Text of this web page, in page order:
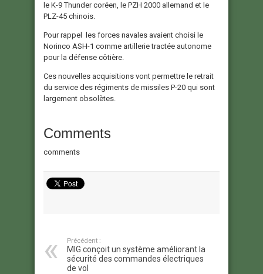
le K-9 Thunder coréen, le PZH 2000 allemand et le
PLZ-45 chinois.
Pour rappel les forces navales avaient choisi le
Norinco ASH-1 comme artillerie tractée autonome
pour la défense côtière.
Ces nouvelles acquisitions vont permettre le retrait
du service des régiments de missiles P-20 qui sont
largement obsolètes.
Comments
comments
Précédent :
MIG conçoit un système améliorant la
sécurité des commandes électriques
de vol